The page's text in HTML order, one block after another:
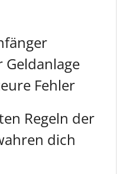
Geldanlage
Fehler
Regeln der
dich